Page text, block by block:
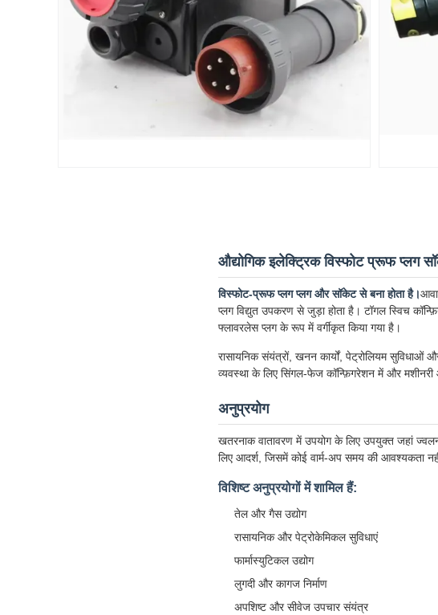
औद्योगिक इलेक्ट्रिक विस्फोट प्रूफ प्लग
विस्फोट-प्रूफ प्लग प्लग और सॉकेट से बना होता है।
प्लग विद्युत उपकरण से जुड़ा होता है। टॉगल स्विच
फ्लावरलेस प्लग के रूप में वर्गीकृत किया गया है।
रासायनिक संयंत्रों, खनन कार्यों, पेट्रोलियम
व्यवस्था के लिए सिंगल-फेज कॉन्फ़िगरेशन में और
अनुप्रयोग
खतरनाक वातावरण में उपयोग के लिए उपयुक्त जहां
लिए आदर्श, जिसमें कोई वार्म-अप समय की आवश्यकता
विशिष्ट अनुप्रयोगों में शामिल हैं:
तेल और गैस उद्योग
रासायनिक और पेट्रोकेमिकल सुविधाएं
फार्मास्युटिकल उद्योग
लुगदी और कागज निर्माण
अपशिष्ट और सीवेज उपचार संयंत्र